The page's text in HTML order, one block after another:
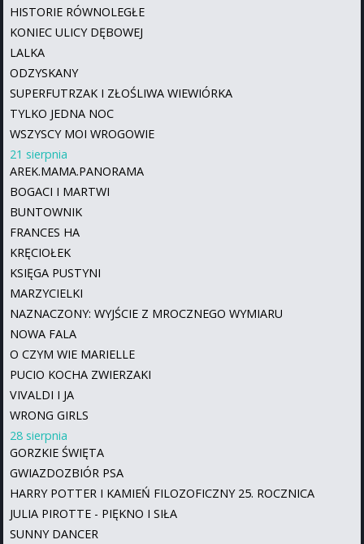
HISTORIE RÓWNOLEGŁE
KONIEC ULICY DĘBOWEJ
LALKA
ODZYSKANY
SUPERFUTRZAK I ZŁOŚLIWA WIEWIÓRKA
TYLKO JEDNA NOC
WSZYSCY MOI WROGOWIE
21 sierpnia
AREK.MAMA.PANORAMA
BOGACI I MARTWI
BUNTOWNIK
FRANCES HA
KRĘCIOŁEK
KSIĘGA PUSTYNI
MARZYCIELKI
NAZNACZONY: WYJŚCIE Z MROCZNEGO WYMIARU
NOWA FALA
O CZYM WIE MARIELLE
PUCIO KOCHA ZWIERZAKI
VIVALDI I JA
WRONG GIRLS
28 sierpnia
GORZKIE ŚWIĘTA
GWIAZDOZBIÓR PSA
HARRY POTTER I KAMIEŃ FILOZOFICZNY 25. ROCZNICA
JULIA PIROTTE - PIĘKNO I SIŁA
SUNNY DANCER